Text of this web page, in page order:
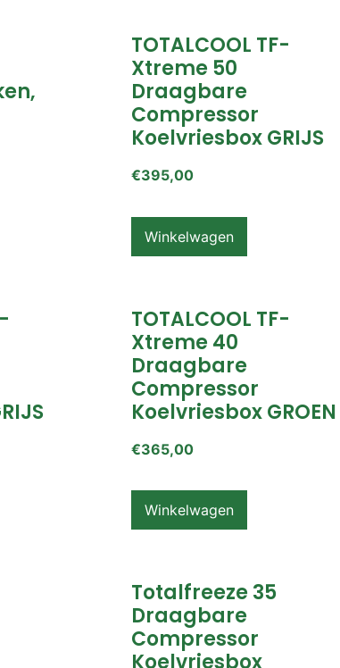
TOTALCOOL TF-
Xtreme 50
Draagbare
Compressor
Koelvriesbox GRIJS
€395,00
Winkelwagen
TOTALCOOL TF-
Xtreme 40
Draagbare
Compressor
Koelvriesbox GROEN
€365,00
Winkelwagen
Totalfreeze 35
Draagbare
Compressor
Koelvriesbox